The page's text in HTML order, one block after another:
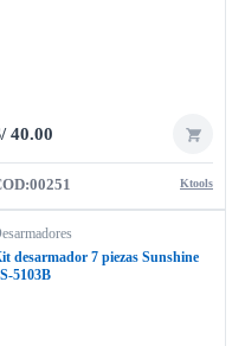
40.00
00251 Ktools
desarmador 7 piezas Sunshine
5103B